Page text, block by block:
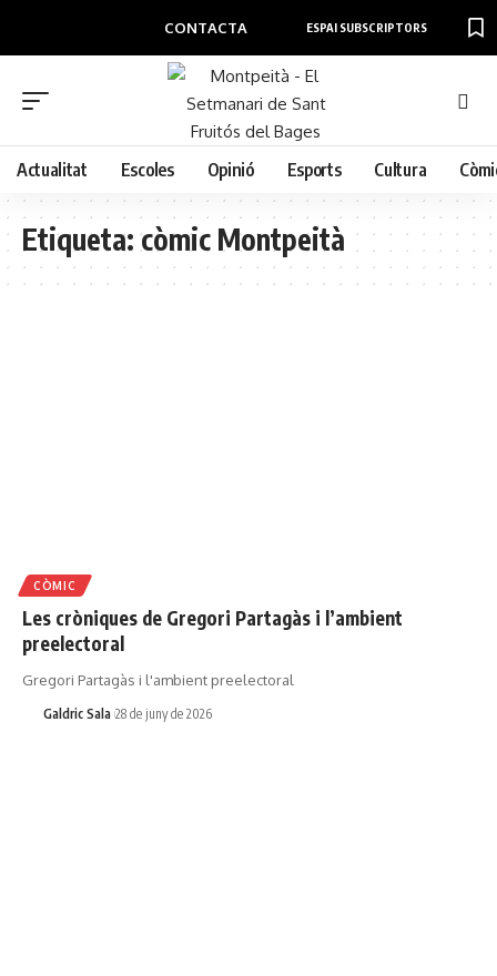
CONTACTA ESPAI SUBSCRIPTORS
Actualitat Escoles Opinió Esports Cultura
Etiqueta:còmic Montpeità
CÒMIC
Les cròniques de Gregori Partagàs i l’ambient
preelectoral
Gregori Partagàs i l'ambient preelectoral
Galdric Sala 28 de juny de 2026